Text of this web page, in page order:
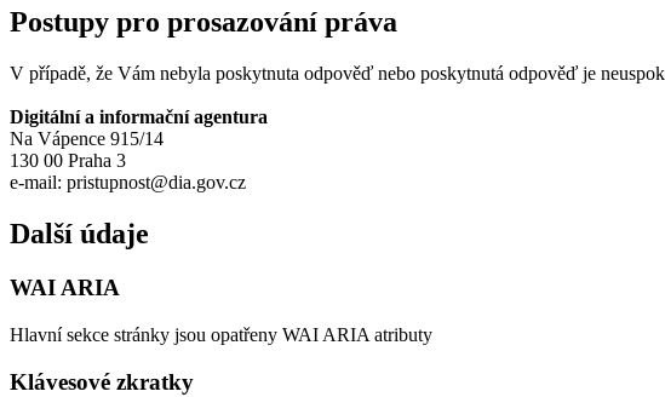
Postupy pro prosazování práva
V případě, že Vám nebyla poskytnuta odpověď nebo poskytnutá odpověď je
Digitální a informační agentura
Na Vápence 915/14
130 00 Praha 3
e-mail: pristupnost@dia.gov.cz
Další údaje
WAI ARIA
Hlavní sekce stránky jsou opatřeny WAI ARIA atributy
Klávesové zkratky